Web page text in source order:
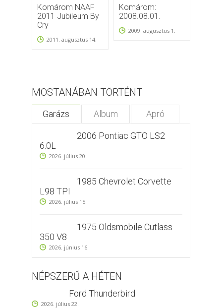
Komárom NAAF
2011 Jubileum By
Cry
2011. augusztus 14.
Komárom:
2008.08.01.
2009. augusztus 1.
MOSTANÁBAN TÖRTÉNT
Garázs Album Apró
2006 Pontiac GTO LS2
6.0L
2026. július 20.
1985 Chevrolet Corvette
L98 TPI
2026. július 15.
1975 Oldsmobile Cutlass
350 V8
2026. június 16.
NÉPSZERŰ A HÉTEN
Ford Thunderbird
2026. július 22.